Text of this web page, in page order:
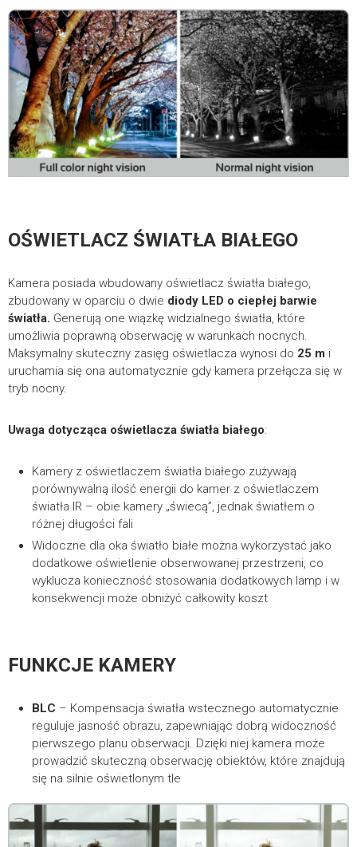
OŚWIETLACZ ŚWIATŁA BIAŁEGO
Kamera posiada wbudowany oświetlacz światła białego,
zbudowany w oparciu o dwie diody LED o ciepłej barwie
światła. Generują one wiązkę widzialnego światła, które
umożliwia poprawną obserwację w warunkach nocnych.
Maksymalny skuteczny zasięg oświetlacza wynosi do 25 m i
uruchamia się ona automatycznie gdy kamera przełącza się w
tryb nocny.
Uwaga dotycząca oświetlacza światła białego:
Kamery z oświetlaczem światła białego zużywają
porównywalną ilość energii do kamer z oświetlaczem
światła IR – obie kamery „świecą”, jednak światłem o
różnej długości fali
Widoczne dla oka światło białe można wykorzystać jako
dodatkowe oświetlenie obserwowanej przestrzeni, co
wyklucza konieczność stosowania dodatkowych lamp i w
konsekwencji może obniżyć całkowity koszt
FUNKCJE KAMERY
BLC – Kompensacja światła wstecznego automatycznie
reguluje jasność obrazu, zapewniając dobrą widoczność
pierwszego planu obserwacji. Dzięki niej kamera może
prowadzić skuteczną obserwację obiektów, które znajdują
się na silnie oświetlonym tle